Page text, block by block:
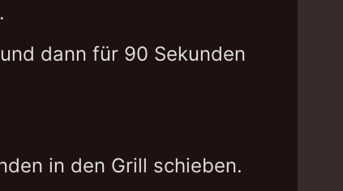
dann für 90 Sekunden
in den Grill schieben.